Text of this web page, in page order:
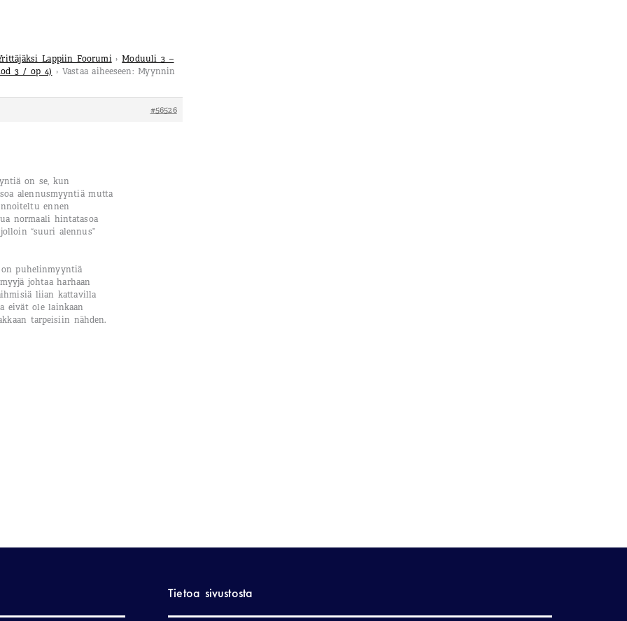
Lappiin Foorumi › Moduuli 3 –
3 / op 4) › Vastaa aiheeseen: Myynnin
#56526
on se, kun
alennusmyyntiä mutta
ennen
normaali hintatasoa
“suuri alennus”
puhelinmyyntiä
johtaa harhaan
liian kattavilla
eivät ole lainkaan
tarpeisiin nähden.
Tietoa sivustosta